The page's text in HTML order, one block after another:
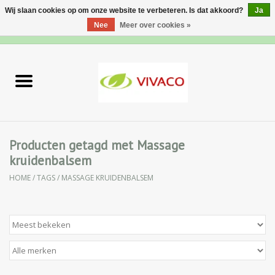
Lichaamsverzorging
Natuurlijke Kruiden
Apotheek
Producten getagd met Massage
kruidenbalsem
HOME/TAGS/ MASSAGE KRUIDENBALSEM
Wij slaan cookies op om onze website te verbeteren. Is dat akkoord?
Ja
Nee
Meer over cookies »